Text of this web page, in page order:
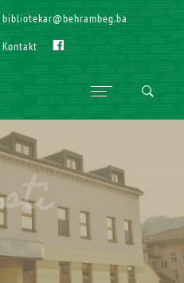
bibliotekar@behrambeg.ba
bibliotekar@behrambeg.ba
Kontakt
Kontakt